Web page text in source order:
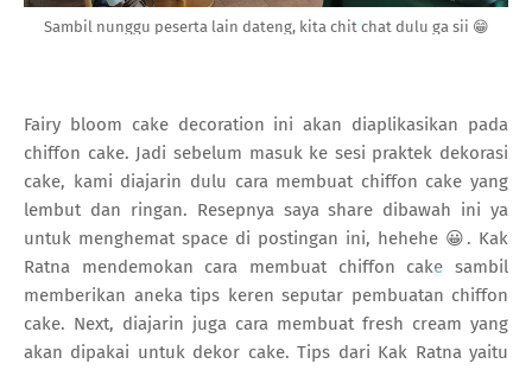
Sambil nunggu peserta lain dateng, kita chit chat dulu ga sii 😁
Fairy bloom cake decoration ini akan diaplikasikan pada
chiffon cake. Jadi sebelum masuk ke sesi praktek dekorasi
cake, kami diajarin dulu cara membuat chiffon cake yang
lembut dan ringan. Resepnya saya share dibawah ini ya
untuk menghemat space di postingan ini, hehehe 😀. Kak
Ratna mendemokan cara membuat chiffon cake sambil
memberikan aneka tips keren seputar pembuatan chiffon
cake. Next, diajarin juga cara membuat fresh cream yang
akan dipakai untuk dekor cake. Tips dari Kak Ratna yaitu